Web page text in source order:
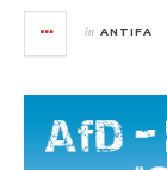
in ANTIFA